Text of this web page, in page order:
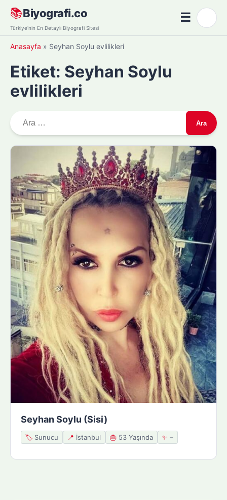
Skip
content
📚Biyografi.co
Türkiye'nin En Detaylı Biyografi Sitesi
☰Menü
Anasayfa » Seyhan Soylu evlilikleri
Etiket: Seyhan Soylu
evlilikleri
r
:
Seyhan Soylu (Sisi)
🏷️ Sunucu 📍 İstanbul 🎂 53 Yaşında ✨ –